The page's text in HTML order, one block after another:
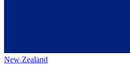
New Zealand